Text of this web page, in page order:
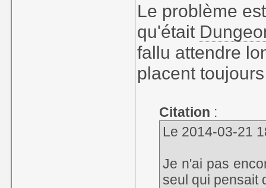
Le problème
qu'était
fallu attendre
placent
Citation :
Le 2014-03-21
Je n'ai pas
seul qui pensait